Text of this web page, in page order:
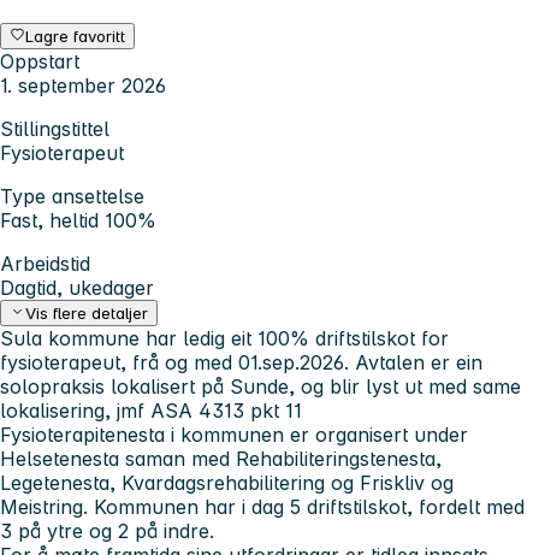
Lagre favoritt
Oppstart
1. september 2026
Stillingstittel
Fysioterapeut
Type ansettelse
Fast, heltid 100%
Arbeidstid
Dagtid, ukedager
Vis flere detaljer
Sula kommune har ledig eit 100% driftstilskot for
fysioterapeut, frå og med 01.sep.2026. Avtalen er ein
solopraksis lokalisert på Sunde, og blir lyst ut med same
lokalisering, jmf ASA 4313 pkt 11
Fysioterapitenesta i kommunen er organisert under
Helsetenesta saman med Rehabiliteringstenesta,
Legetenesta, Kvardagsrehabilitering og Friskliv og
Meistring. Kommunen har i dag 5 driftstilskot, fordelt med
3 på ytre og 2 på indre.